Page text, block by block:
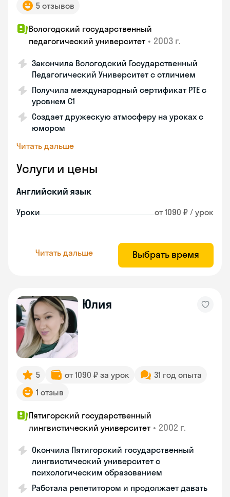
5 отзывов
Вологодский государственный
педагогический университет • 2003 г.
Закончила Вологодский Государственный
Педагогический Университет с отличием
Получила международный сертификат PTE с
уровнем C1
Создает дружескую атмосферу на уроках с
юмором
Читать дальше
Услуги и цены
Английский язык
Уроки от 1090 ₽ / урок
Читать дальше Выбрать время
Юлия
5 от 1090 ₽ за урок
31 год опыта
1 отзыв
Пятигорский государственный
лингвистический университет • 2002 г.
Окончила Пятигорский государственный
лингвистический университет с
психологическим образованием
Работала репетитором и продолжает давать